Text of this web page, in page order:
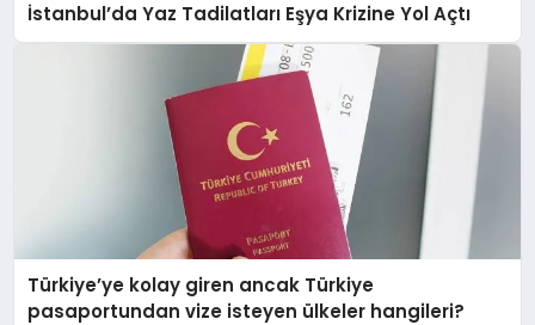
İstanbul’da Yaz Tadilatları Eşya Krizine Yol Açtı
Türkiye’ye kolay giren ancak Türkiye
pasaportundan vize isteyen ülkeler hangileri?